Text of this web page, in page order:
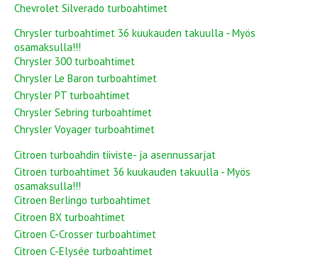
Chevrolet Silverado turboahtimet
Chrysler turboahtimet 36 kuukauden takuulla - Myös
osamaksulla!!!
Chrysler 300 turboahtimet
Chrysler Le Baron turboahtimet
Chrysler PT turboahtimet
Chrysler Sebring turboahtimet
Chrysler Voyager turboahtimet
Citroen turboahdin tiiviste- ja asennussarjat
Citroen turboahtimet 36 kuukauden takuulla - Myös
osamaksulla!!!
Citroen Berlingo turboahtimet
Citroen BX turboahtimet
Citroen C-Crosser turboahtimet
Citroen C-Elysée turboahtimet